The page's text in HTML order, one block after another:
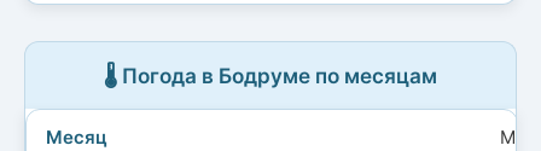
🌡️ Погода в Бодруме по месяцам
Май